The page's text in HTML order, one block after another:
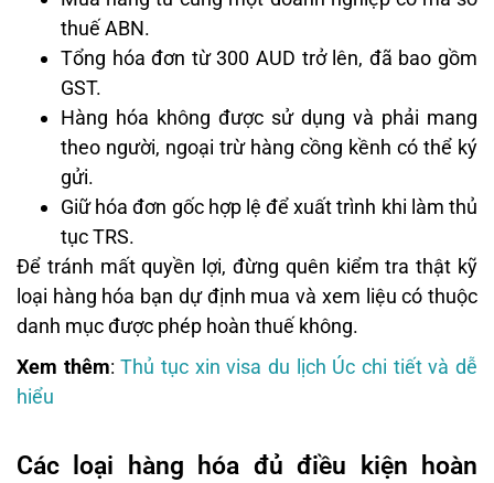
thuế ABN.
Tổng hóa đơn từ 300 AUD trở lên, đã bao gồm
GST.
Hàng hóa không được sử dụng và phải mang
theo người, ngoại trừ hàng cồng kềnh có thể ký
gửi.
Giữ hóa đơn gốc hợp lệ để xuất trình khi làm thủ
tục TRS.
Để tránh mất quyền lợi, đừng quên kiểm tra thật kỹ
loại hàng hóa bạn dự định mua và xem liệu có thuộc
danh mục được phép hoàn thuế không.
Xem thêm:Thủ tục xin visa du lịch Úc chi tiết và dễ
hiểu
Các loại hàng hóa đủ điều kiện hoàn